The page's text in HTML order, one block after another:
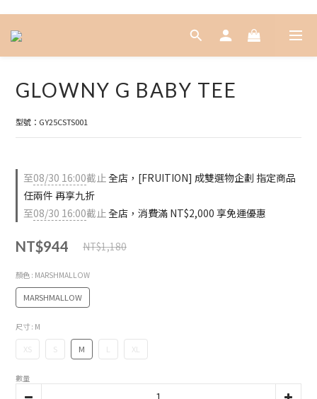
GLOWNY G BABY TEE
型號：GY25CSTS001
至08/30 16:00截止全店，[FRUITION] 成雙選物企劃 指定商品
任兩件 再享九折
至08/30 16:00截止全店，消費滿 NT$2,000 享免運優惠
NT$944 NT$1,180
顏色 : MARSHMALLOW
MARSHMALLOW
尺寸 : M
XS S M L XL
數量